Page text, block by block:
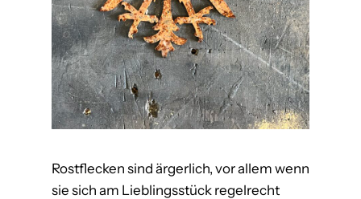
Rostflecken sind ärgerlich, vor allem wenn
sie sich am Lieblingsstück regelrecht